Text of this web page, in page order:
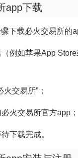
app下载
下载必火交易所的
例如苹果App
交易所”；
火交易所官方app；
下载完成。